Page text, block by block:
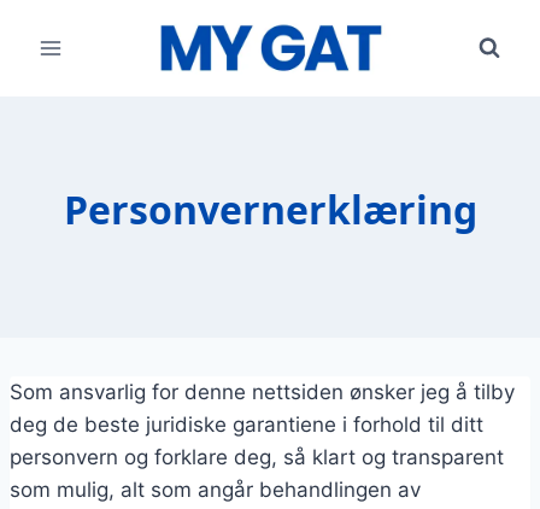
Personvernerklæring
Som ansvarlig for denne nettsiden ønsker jeg å tilby
deg de beste juridiske garantiene i forhold til ditt
personvern og forklare deg, så klart og transparent
som mulig, alt som angår behandlingen av